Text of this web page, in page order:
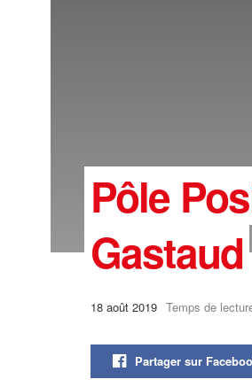
Pôle
Gastaud
18 août 2019 Temps de
Partager sur